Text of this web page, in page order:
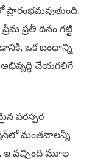
ప్రతీ దినం గట్టి
ఒక బంధాన్ని
చేయగలిగే
పరస్పర
మంతనాలన్నీ
ఇ వచ్చింది మూల